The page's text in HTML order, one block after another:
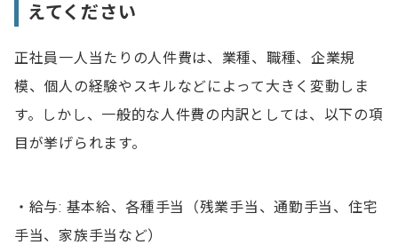
えてください
正社員一人当たりの人件費は、業種、職種、企業規
模、個人の経験やスキルなどによって大きく変動しま
す。しかし、一般的な人件費の内訳としては、以下の項
目が挙げられます。
・給与: 基本給、各種手当（残業手当、通勤手当、住宅
手当、家族手当など）